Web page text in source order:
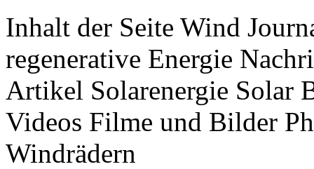
Inhalt der Seite Wind
regenerative Energie
Artikel Solarenergie Solar
Videos Filme und Bilder
Windrädern